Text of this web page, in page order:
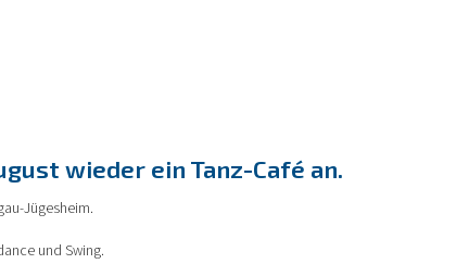
wieder ein Tanz-Café an.
Jügesheim.
und Swing.